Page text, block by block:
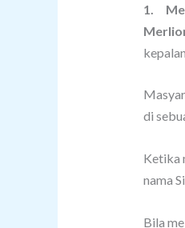
1.
di
Ketika
nama
Bila